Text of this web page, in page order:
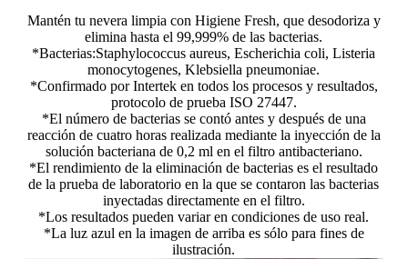
Mantén tu nevera limpia con Higiene Fresh, que desodoriza y
elimina hasta el 99,999% de las bacterias.
*Bacterias:Staphylococcus aureus, Escherichia coli, Listeria
monocytogenes, Klebsiella pneumoniae.
*Confirmado por Intertek en todos los procesos y resultados,
protocolo de prueba ISO 27447.
*El número de bacterias se contó antes y después de una
reacción de cuatro horas realizada mediante la inyección de la
solución bacteriana de 0,2 ml en el filtro antibacteriano.
*El rendimiento de la eliminación de bacterias es el resultado
de la prueba de laboratorio en la que se contaron las bacterias
inyectadas directamente en el filtro.
*Los resultados pueden variar en condiciones de uso real.
*La luz azul en la imagen de arriba es sólo para fines de
ilustración.